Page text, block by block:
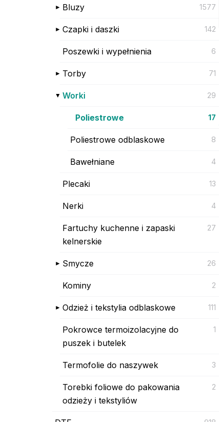
Bluzy 1577
Czapki i daszki 142
Poszewki i wypełnienia 6
Torby 71
Worki 29
Poliestrowe 17
Poliestrowe odblaskowe 8
Bawełniane 4
Plecaki 13
Nerki 4
Fartuchy kuchenne i zapaski
kelnerskie
27
Smycze 26
Kominy 2
Odzież i tekstylia odblaskowe 111
Pokrowce termoizolacyjne do
puszek i butelek
1
Termofolie do naszywek 3
Torebki foliowe do pakowania
odzieży i tekstyliów
2